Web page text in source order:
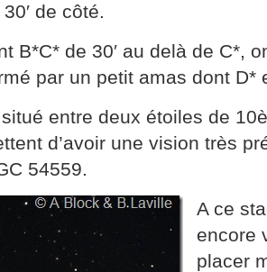
de côté.
B*C* de 30′ au delà de C*,
par un petit amas dont D*
entre deux étoiles de
d’avoir une vision très
54559.
A ce
encore
placer